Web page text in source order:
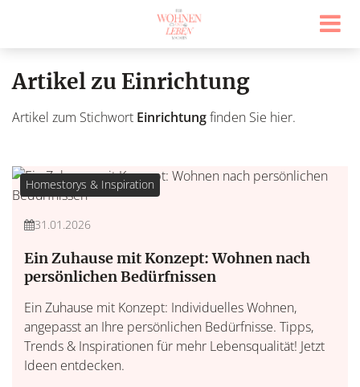
Artikel zu Einrichtung
Artikel zum Stichwort Einrichtungfinden Sie hier.
Homestorys & Inspiration
31.01.2026
Ein Zuhause mit Konzept: Wohnen nach
persönlichen Bedürfnissen
Ein Zuhause mit Konzept: Individuelles Wohnen,
angepasst an Ihre persönlichen Bedürfnisse. Tipps,
Trends & Inspirationen für mehr Lebensqualität! Jetzt
Ideen entdecken.